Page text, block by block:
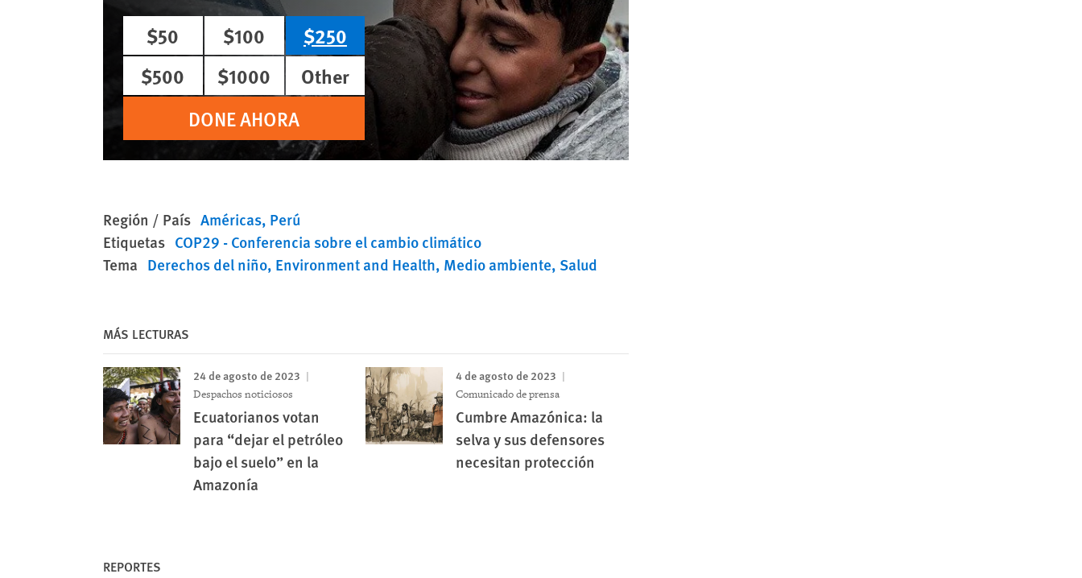
$50
$100
$250
$500
$1000
Other
DONE AHORA
Región / País Américas Perú
Etiquetas COP29 - Conferencia sobre el cambio climático
Tema Derechos del niño Environment and Health Medio ambiente Salud
MÁS LECTURAS
24 de agosto de 2023
Despachos noticiosos
Ecuatorianos votan
para “dejar el petróleo
bajo el suelo” en la
Amazonía
4 de agosto de 2023
Comunicado de prensa
Cumbre Amazónica: la
selva y sus defensores
necesitan protección
REPORTES